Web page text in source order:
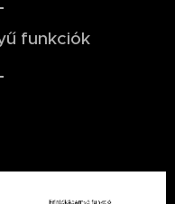
funkciók